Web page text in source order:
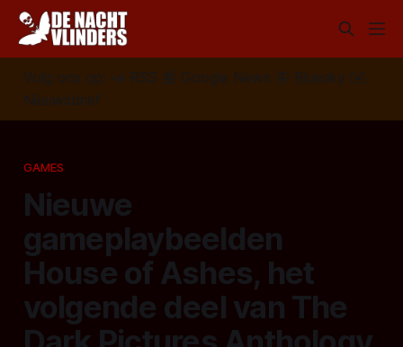
Volg ons op: 📣 RSS 📰 Google News 🦋 Bluesky
✉️
Nieuwsbrief
GAMES
Nieuwe
gameplaybeelden
House of Ashes, het
volgende deel van The